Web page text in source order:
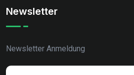
Newsletter
Newsletter Anmeldung